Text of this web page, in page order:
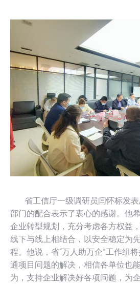
省工信厅一级调研员闫怀标发表
部门的配合表示了衷心的感谢。他
企业转型规划，充分考虑各方权益
线下与线上相结合，以安全稳定为
程。他说，省“万人助万企”工作组
通项目问题的解决，相信各单位也
为，支持企业解决好各项问题，为